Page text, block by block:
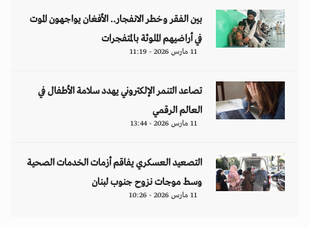
بين الفقر وخطر الانفجار.. الأفغان يواجهون الموت
في أراضيهم الملوثة بالمتفجرات
11 مارس 2026 - 11:19
تصاعد التنمر الإلكتروني يهدد سلامة الأطفال في
العالم الرقمي
11 مارس 2026 - 13:44
التصعيد العسكري يفاقم أزمات الخدمات الصحية
وسط موجات نزوح جنوب لبنان
11 مارس 2026 - 10:26